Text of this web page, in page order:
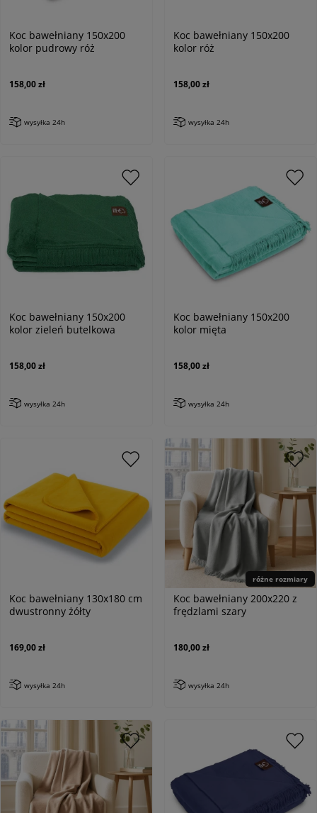
Koc bawełniany 150x200
kolor pudrowy róż
158,00 zł
wysyłka 24h
Koc bawełniany 150x200
kolor róż
158,00 zł
wysyłka 24h
Koc bawełniany 150x200
kolor zieleń butelkowa
158,00 zł
wysyłka 24h
Koc bawełniany 150x200
kolor mięta
158,00 zł
wysyłka 24h
Koc bawełniany 130x180 cm
dwustronny żółty
169,00 zł
wysyłka 24h
różne rozmiary
Koc bawełniany 200x220 z
frędzlami szary
180,00 zł
wysyłka 24h